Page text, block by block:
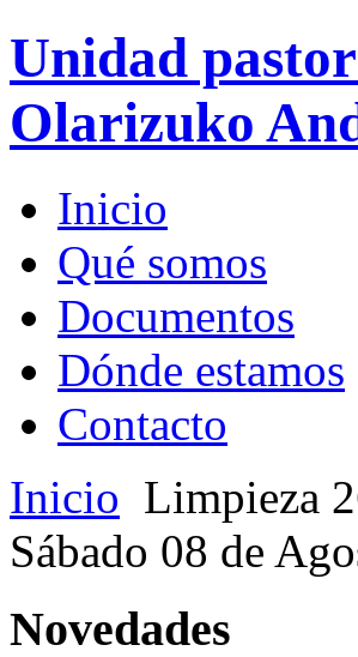
Unidad
Olarizuko
Inicio
Qué somos
Documentos
Dónde estamos
Contacto
Inicio Limpieza
Sábado 08 de
Novedades